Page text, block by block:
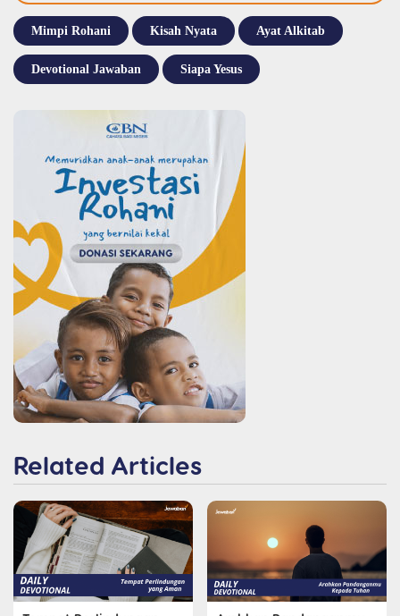
Mimpi Rohani Kisah Nyata Ayat Alkitab
Devotional Jawaban Siapa Yesus
Related Articles